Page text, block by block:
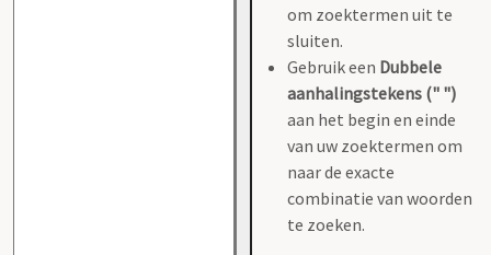
om zoektermen uit te
sluiten.
Gebruik een Dubbele
aanhalingstekens (" ")
aan het begin en einde
van uw zoektermen om
naar de exacte
combinatie van woorden
te zoeken.